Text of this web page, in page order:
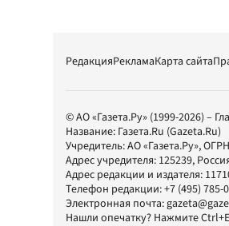
РедакцияРекламаКарта сайта
© АО «Газета.Ру» (1999-2026) –
Название: Газета.Ru (Gazeta.Ru)
Учредитель:АО «Газета.Ру»,
Адрес учредителя: 125239,
Адрес редакции и издателя:
Телефон редакции:+7 (495) 785-
Электронная почта:
Нашли опечатку? Нажмите